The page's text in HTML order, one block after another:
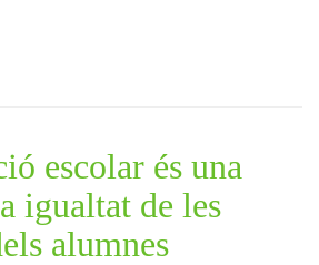
escolar és una
igualtat de les
alumnes